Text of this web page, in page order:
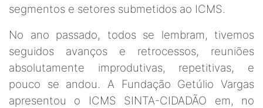
segmentos e setores submetidos ao ICMS.
No ano passado, todos se lembram, tivemos
seguidos avanços e retrocessos, reuniões
absolutamente improdutivas, repetitivas, e
pouco se andou. A Fundação Getúlio Vargas
apresentou o ICMS SINTA-CIDADÃO em, no